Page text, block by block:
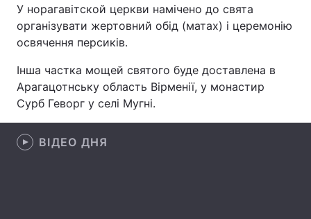
Економіка Світ
Спорт
Техно і зв'язок Лайт
Зброя
Здоров'я
У норагавітской церкви намічено до свята
організувати жертовний обід (матах) і церемонію
освячення персиків.
Інша частка мощей святого буде доставлена в
Арагацотнську область Вірменії, у монастир
Сурб Геворг у селі Мугні.
ВІДЕО ДНЯ